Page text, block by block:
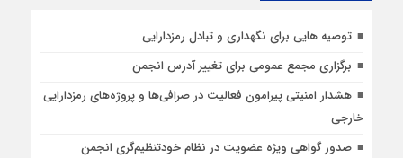
توصیه هایی برای نگهداری و تبادل رمزدارایی
برگزاری مجمع عمومی برای تغییر آدرس انجمن
هشدار امنیتی پیرامون فعالیت در صرافی‌ها و پروژه‌های رمزدارایی
خارجی
صدور گواهی ویژه عضویت در نظام خودتنظیم‌گری انجمن